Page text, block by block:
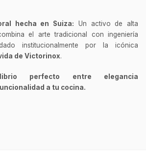
hecha en Suiza: Un activo de alta
el arte tradicional con ingeniería
institucionalmente por la icónica
de Victorinox.
perfecto entre elegancia
a tu cocina.